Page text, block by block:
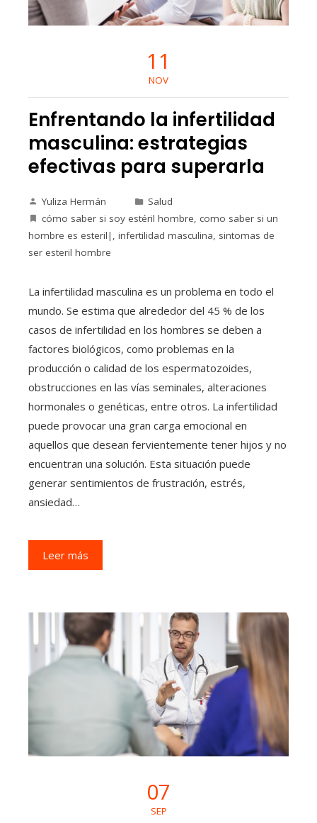
11
NOV
Enfrentando la infertilidad
masculina: estrategias
efectivas para superarla
Yuliza Hermán
Salud
cómo saber si soy estéril hombre, como saber si un
hombre es esteril| , infertilidad masculina, sintomas de
ser esteril hombre
La infertilidad masculina es un problema en todo el
mundo. Se estima que alrededor del 45 % de los
casos de infertilidad en los hombres se deben a
factores biológicos, como problemas en la
producción o calidad de los espermatozoides,
obstrucciones en las vías seminales, alteraciones
hormonales o genéticas, entre otros. La infertilidad
puede provocar una gran carga emocional en
aquellos que desean fervientemente tener hijos y no
encuentran una solución. Esta situación puede
generar sentimientos de frustración, estrés,
ansiedad…
Leer más
07
SEP